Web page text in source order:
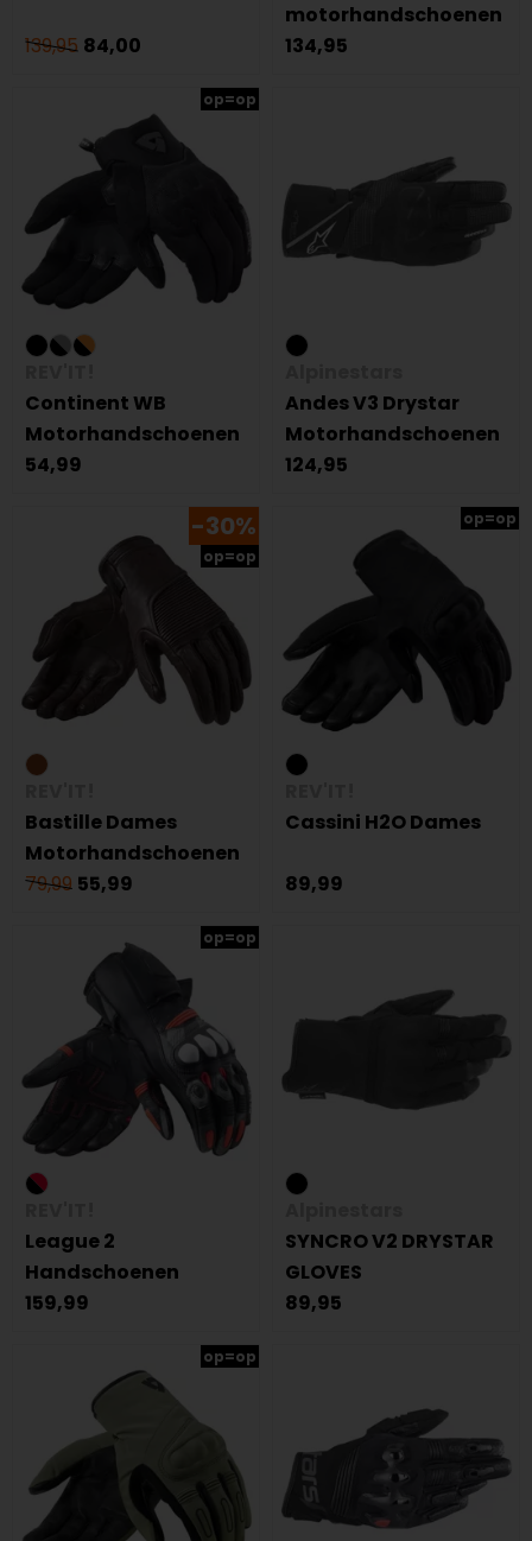
139,95 84,00
motorhandschoenen
134,95
op=op
Continent WB
Motorhandschoenen
54,99
Andes V3 Drystar
Motorhandschoenen
124,95
-30%
op=op
Bastille Dames
Motorhandschoenen
79,99 55,99
op=op
Cassini H2O Dames
89,99
op=op
League 2
Handschoenen
159,99
SYNCRO V2 DRYSTAR
GLOVES
89,95
op=op